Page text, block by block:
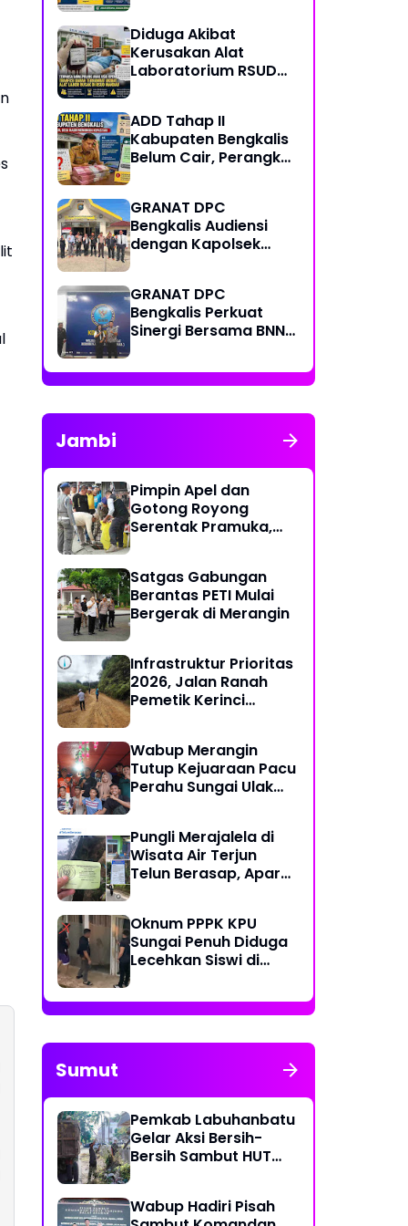
Sorotan Publik.
Diduga Akibat
Kerusakan Alat
Laboratorium RSUD
Pulang Anak Usai
Operasi di RS
Thursina, Meski
Transfusi Darah
ADD Tahap II
Kabupaten Bengkalis
Belum Cair, Perangkat
GRANAT DPC
Bengkalis Audiensi
dengan Kapolsek
Perang Melawan
Narkotika
GRANAT DPC
Bengkalis Perkuat
Sinergi Bersama BNN
Pencegahan
Narkotika
Jambi
Pimpin Apel dan
Gotong Royong
Serentak Pramuka,
Wujudkan Dasa
Darma Melalui Aksi
Nyata Peduli
Satgas Gabungan
Berantas PETI Mulai
Bergerak di Merangin
Infrastruktur Prioritas
2026, Jalan Ranah
Pemetik Kerinci
Wabup Merangin
Tutup Kejuaraan Pacu
Perahu Sungai Ulak
Pungli Merajalela di
Wisata Air Terjun
Telun Berasap, Aparat
Oknum PPPK KPU
Sungai Penuh Diduga
Lecehkan Siswi di
Lakukan Olah TKP
Sumut
Pemkab Labuhanbatu
Gelar Aksi Bersih-
Bersih Sambut HUT
Wabup Hadiri Pisah